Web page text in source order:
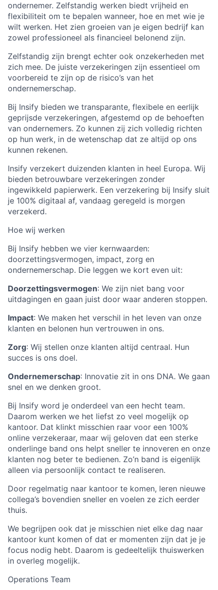
ondernemer. Zelfstandig werken biedt vrijheid en
flexibiliteit om te bepalen wanneer, hoe en met wie je
wilt werken. Het zien groeien van je eigen bedrijf kan
zowel professioneel als financieel belonend zijn.
Zelfstandig zijn brengt echter ook onzekerheden met
zich mee. De juiste verzekeringen zijn essentieel om
voorbereid te zijn op de risico’s van het
ondernemerschap.
Bij Insify bieden we transparante, flexibele en eerlijk
geprijsde verzekeringen, afgestemd op de behoeften
van ondernemers. Zo kunnen zij zich volledig richten
op hun werk, in de wetenschap dat ze altijd op ons
kunnen rekenen.
Insify verzekert duizenden klanten in heel Europa. Wij
bieden betrouwbare verzekeringen zonder
ingewikkeld papierwerk. Een verzekering bij Insify sluit
je 100% digitaal af, vandaag geregeld is morgen
verzekerd.
Hoe wij werken
Bij Insify hebben we vier kernwaarden:
doorzettingsvermogen, impact, zorg en
ondernemerschap. Die leggen we kort even uit:
Doorzettingsvermogen: We zijn niet bang voor
uitdagingen en gaan juist door waar anderen stoppen.
Impact: We maken het verschil in het leven van onze
klanten en belonen hun vertrouwen in ons.
Zorg: Wij stellen onze klanten altijd centraal. Hun
succes is ons doel.
Ondernemerschap: Innovatie zit in ons DNA. We gaan
snel en we denken groot.
Bij Insify word je onderdeel van een hecht team.
Daarom werken we het liefst zo veel mogelijk op
kantoor. Dat klinkt misschien raar voor een 100%
online verzekeraar, maar wij geloven dat een sterke
onderlinge band ons helpt sneller te innoveren en onze
klanten nog beter te bedienen. Zo’n band is eigenlijk
alleen via persoonlijk contact te realiseren.
Door regelmatig naar kantoor te komen, leren nieuwe
collega’s bovendien sneller en voelen ze zich eerder
thuis.
We begrijpen ook dat je misschien niet elke dag naar
kantoor kunt komen of dat er momenten zijn dat je je
focus nodig hebt. Daarom is gedeeltelijk thuiswerken
in overleg mogelijk.
Operations Team